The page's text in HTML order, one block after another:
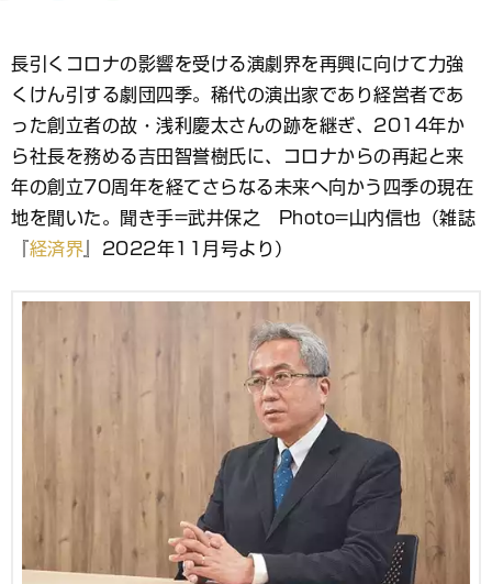
ブ
ッ
ク
マ
ー
ク
長引くコロナの影響を受ける演劇界を再興に向けて力強
くけん引する劇団四季。稀代の演出家であり経営者であ
った創立者の故・浅利慶太さんの跡を継ぎ、2014年か
ら社長を務める吉田智誉樹氏に、コロナからの再起と来
年の創立70周年を経てさらなる未来へ向かう四季の現在
地を聞いた。聞き手=武井保之 Photo=山内信也（雑誌
経済界 』2022年11月号より）